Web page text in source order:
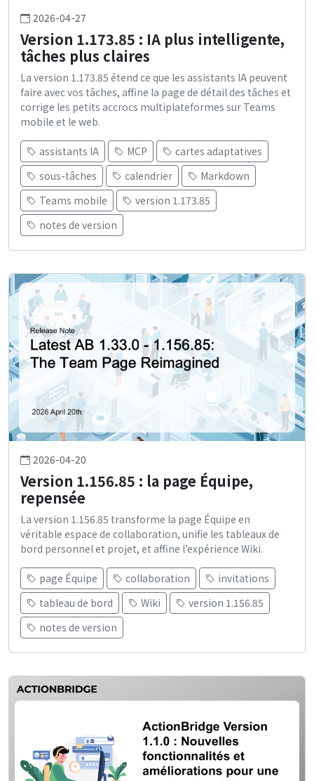
2026-04-27
Version 1.173.85 : IA plus intelligente,
tâches plus claires
La version 1.173.85 étend ce que les assistants IA peuvent
faire avec vos tâches, affine la page de détail des tâches et
corrige les petits accrocs multiplateformes sur Teams
mobile et le web.
assistants IA MCP
cartes adaptatives
sous-tâches
calendrier
Markdown
Teams mobile
version 1.173.85
notes de version
2026-04-20
Version 1.156.85 : la page Équipe,
repensée
La version 1.156.85 transforme la page Équipe en
véritable espace de collaboration, unifie les tableaux de
bord personnel et projet, et affine l'expérience Wiki.
page Équipe collaboration
invitations
tableau de bord
Wiki
version 1.156.85
notes de version